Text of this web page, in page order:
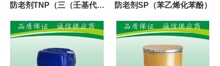
防老剂TNP（三（壬基代苯
基）亚磷酸脂）
防老剂SP（苯乙烯化苯酚）